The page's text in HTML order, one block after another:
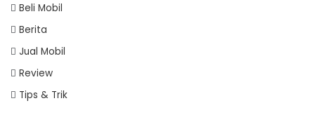
Beli Mobil
Berita
Jual Mobil
Review
Tips & Trik